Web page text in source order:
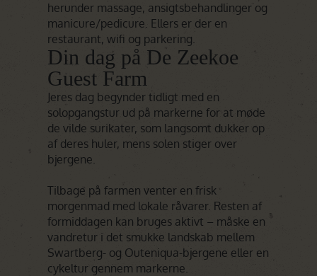
herunder massage, ansigtsbehandlinger og
manicure/pedicure. Ellers er der en
restaurant, wifi og parkering.
Din dag på De Zeekoe
Guest Farm
Jeres dag begynder tidligt med en
solopgangstur ud på markerne for at møde
de vilde surikater, som langsomt dukker op
af deres huler, mens solen stiger over
bjergene.
Tilbage på farmen venter en frisk
morgenmad med lokale råvarer. Resten af
formiddagen kan bruges aktivt – måske en
vandretur i det smukke landskab mellem
Swartberg- og Outeniqua-bjergene eller en
cykeltur gennem markerne.